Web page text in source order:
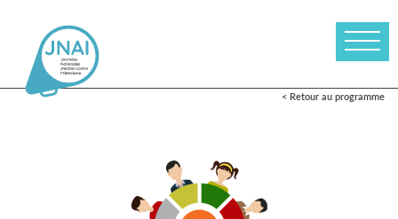
< Retour au programme